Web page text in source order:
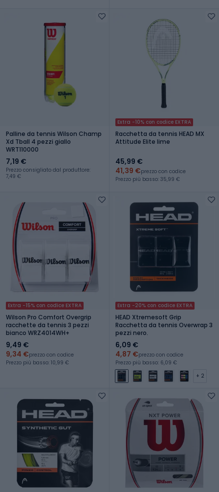
Palline da tennis Wilson Champ
Xd Tball 4 pezzi giallo
WRT110000
7,19 €
Prezzo consigliato dal produttore:
7,49 €
Extra -10% con codice EXTRA
Racchetta da tennis HEAD MX
Attitude Elite lime
45,99 €
41,39 €prezzo con codice
Prezzo più basso: 35,99 €
Extra -15% con codice EXTRA
Wilson Pro Comfort Overgrip
racchette da tennis 3 pezzi
bianco WRZ4014WH+
9,49 €
9,34 €prezzo con codice
Prezzo più basso: 10,99 €
Extra -20% con codice EXTRA
HEAD Xtremesoft Grip
Racchetta da tennis Overwrap 3
pezzi nero.
6,09 €
4,87 €prezzo con codice
Prezzo più basso: 6,09 €
+ 2